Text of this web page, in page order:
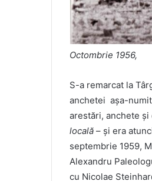
Octombrie 1956,
S-a remarcat la
anchetei așa-
arestări, anchete
locală – și era
septembrie 1959,
Alexandru
cu Nicolae